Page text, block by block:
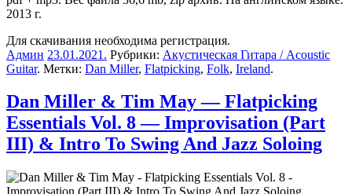
2013 г.
Для скачивания необходима регистрация.
Админ 23.01.2021 . Рубрики: Акустическая Гитара / Acoustic
Guitar. Метки: Dan Miller, Flatpicking, Folk, Ireland.
Dan Miller & Tim May — Flatpicking
Essentials Vol. 8 — Improvisation (Part
III) & Intro To Swing And Jazz Soloing